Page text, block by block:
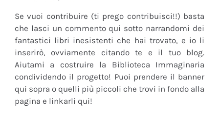
Se vuoi contribuire (ti prego contribuisci!!) basta
che lasci un commento qui sotto narrandomi dei
fantastici libri inesistenti che hai trovato, e io li
inserirò, ovviamente citando te e il tuo blog.
Aiutami a costruire la Biblioteca Immaginaria
condividendo il progetto! Puoi prendere il banner
qui sopra o quelli più piccoli che trovi in fondo alla
pagina e linkarli qui!